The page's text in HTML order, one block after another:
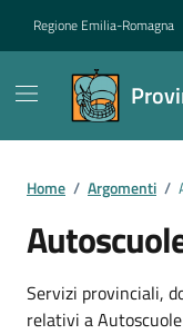
Regione Emilia-Romagna
Home / Argomenti /
Dettagli
Servizi provinciali,
relativi a Autoscuole